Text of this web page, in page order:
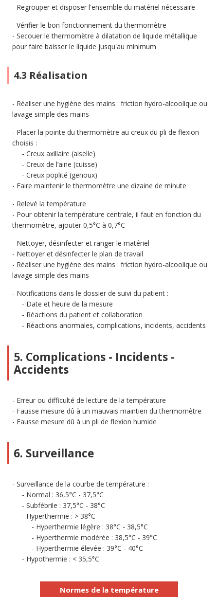
Regrouper et disposer l'ensemble du matériel nécessaire
Vérifier le bon fonctionnement du thermomètre
Secouer le thermomètre à dilatation de liquide métallique
pour faire baisser le liquide jusqu'au minimum
4.3 Réalisation
Réaliser une hygiène des mains : friction hydro-alcoolique ou
lavage simple des mains
Placer la pointe du thermomètre au creux du pli de flexion
choisis :
Creux axillaire (aiselle)
Creux de l’aine (cuisse)
Creux poplité (genoux)
Faire maintenir le thermomètre une dizaine de minute
Relevé la température
Pour obtenir la température centrale, il faut en fonction du
thermomètre, ajouter 0,5°C à 0,7°C
Nettoyer, désinfecter et ranger le matériel
Nettoyer et désinfecter le plan de travail
Réaliser une hygiène des mains : friction hydro-alcoolique ou
lavage simple des mains
Notifications dans le dossier de suivi du patient :
Date et heure de la mesure
Réactions du patient et collaboration
Réactions anormales, complications, incidents, accidents
5. Complications - Incidents -
Accidents
Erreur ou difficulté de lecture de la température
Fausse mesure dû à un mauvais maintien du thermomètre
Fausse mesure dû à un pli de flexion humide
6. Surveillance
Surveillance de la courbe de température :
Normal : 36,5°C - 37,5°C
Subfébrile : 37,5°C - 38°C
Hyperthermie : > 38°C
Hyperthermie légère : 38°C - 38,5°C
Hyperthermie modérée : 38,5°C - 39°C
Hyperthermie élevée : 39°C - 40°C
Hypothermie : < 35,5°C
Normes de la température